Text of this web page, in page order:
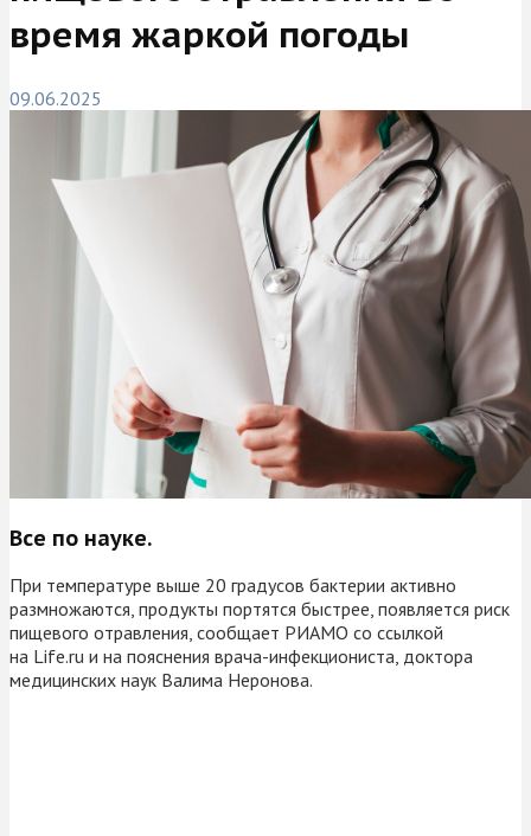
время жаркой погоды
09.06.2025
Все по науке.
При температуре выше 20 градусов бактерии активно
размножаются, продукты портятся быстрее, появляется риск
пищевого отравления, сообщает РИАМО со ссылкой
на Life.ru и на пояснения врача-инфекциониста, доктора
медицинских наук Валима Неронова.